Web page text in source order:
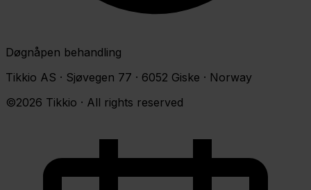
Døgnåpen behandling
Tikkio AS · Sjøvegen 77 · 6052 Giske · Norway
©2026 Tikkio · All rights reserved